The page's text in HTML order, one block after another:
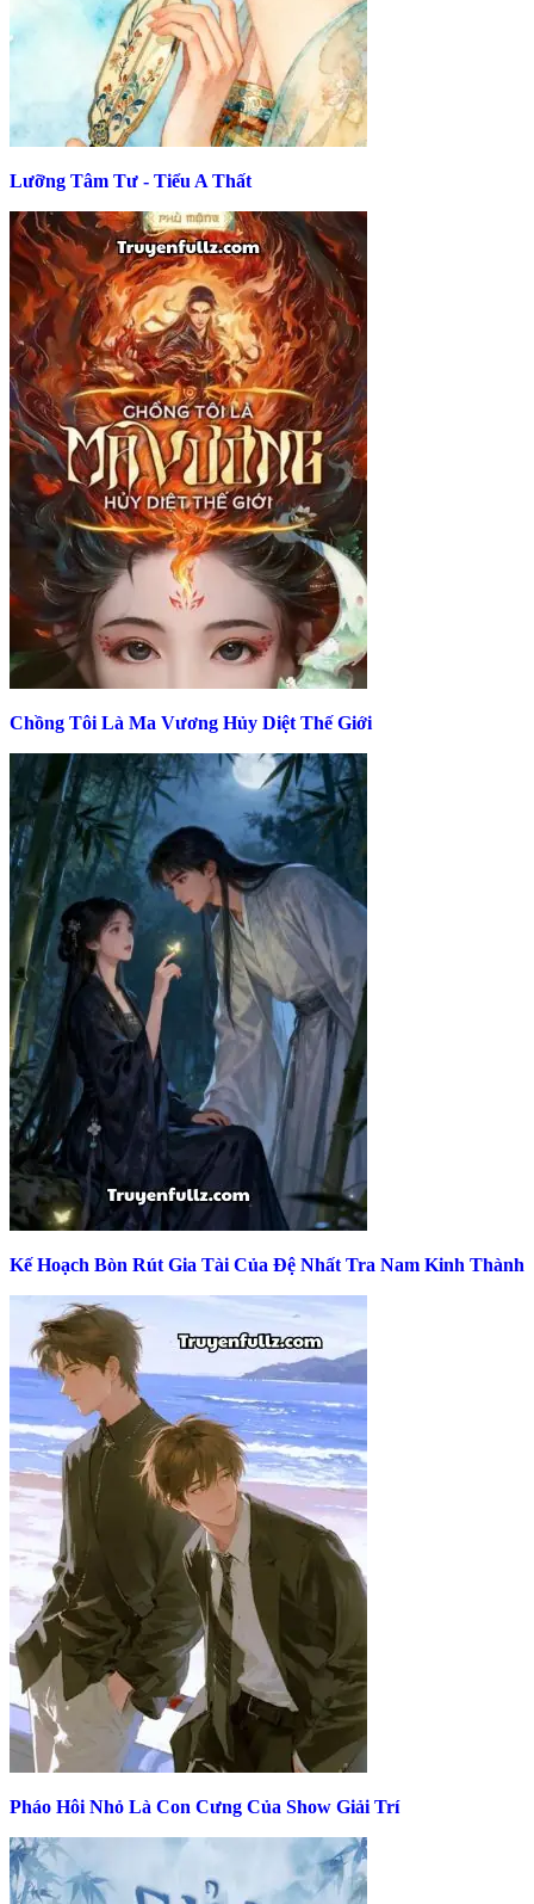
Lưỡng Tâm Tư - Tiểu A Thất
Chồng Tôi Là Ma Vương Hủy Diệt Thế Giới
Kế Hoạch Bòn Rút Gia Tài Của Đệ Nhất Tra Nam Kinh Thành
Pháo Hôi Nhỏ Là Con Cưng Của Show Giải Trí